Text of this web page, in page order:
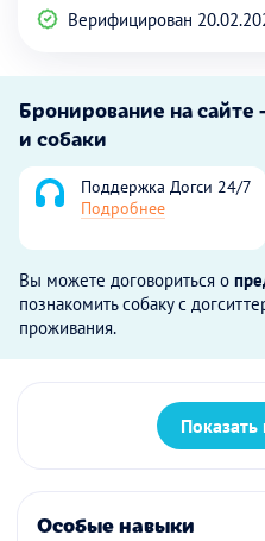
Верифицирован
Бронирование на сайте
и собаки
Поддержка Догси 24/7
Подробнее
Вы можете договориться о
познакомить собаку с
проживания.
Особые навыки